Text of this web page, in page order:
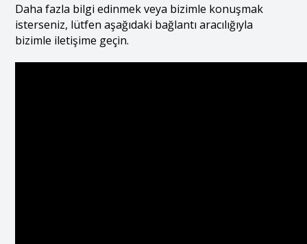
Daha fazla bilgi edinmek veya bizimle konuşmak
isterseniz, lütfen aşağıdaki bağlantı aracılığıyla
bizimle iletişime geçin.